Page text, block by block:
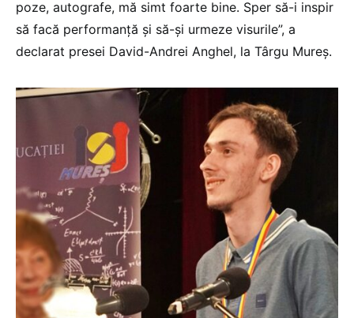
poze, autografe, mă simt foarte bine. Sper să-i inspir
să facă performanţă şi să-şi urmeze visurile”, a
declarat presei David-Andrei Anghel, la Târgu Mureș.